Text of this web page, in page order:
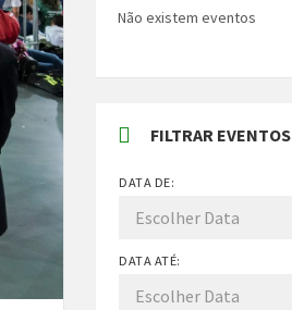
Não existem eventos
FILTRAR EVENTOS
DATA DE:
DATA ATÉ: